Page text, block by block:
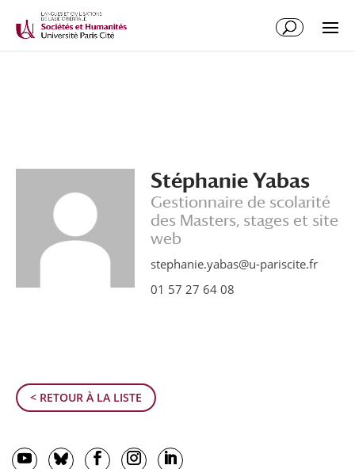
< RETOUR À LA LISTE
Stéphanie Yabas
Gestionnaire de scolarité
des Masters, stages et site
web
stephanie.yabas@u-pariscite.fr
01 57 27 64 08